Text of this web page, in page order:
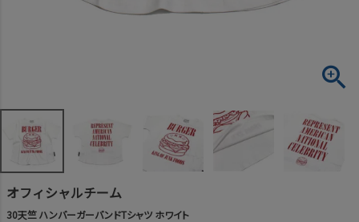
オフィシャルチーム
30天竺 ハンバーガーバンドTシャツ ホワイト